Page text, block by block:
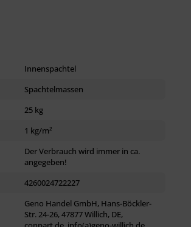
Innenspachtel
Spachtelmassen
25 kg
1 kg/m²
Der Verbrauch wird immer in ca.
angegeben!
4260024722227
Geno Handel GmbH, Hans-Böckler-
Str. 24-26, 47877 Willich, DE,